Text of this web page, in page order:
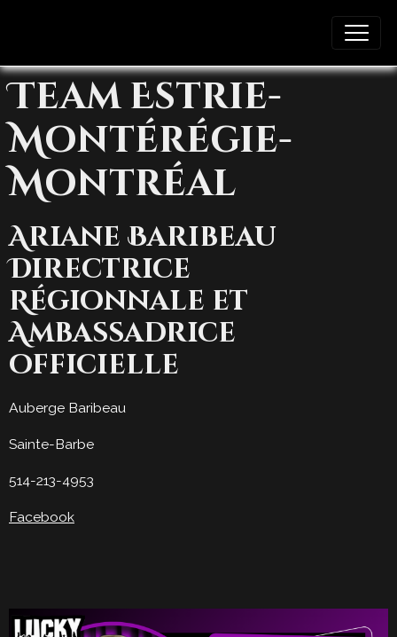
Team Estrie-
Montérégie-
Montréal
Ariane Baribeau
Directrice
Régionnale et
Ambassadrice
officielle
Auberge Baribeau
Sainte-Barbe
514-213-4953
Facebook